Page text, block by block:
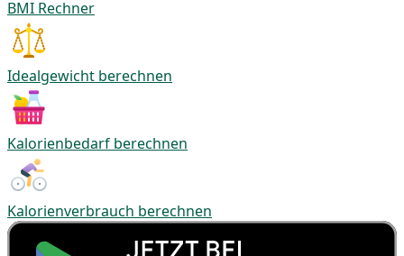
BMI Rechner
Idealgewicht berechnen
Kalorienbedarf berechnen
Kalorienverbrauch berechnen